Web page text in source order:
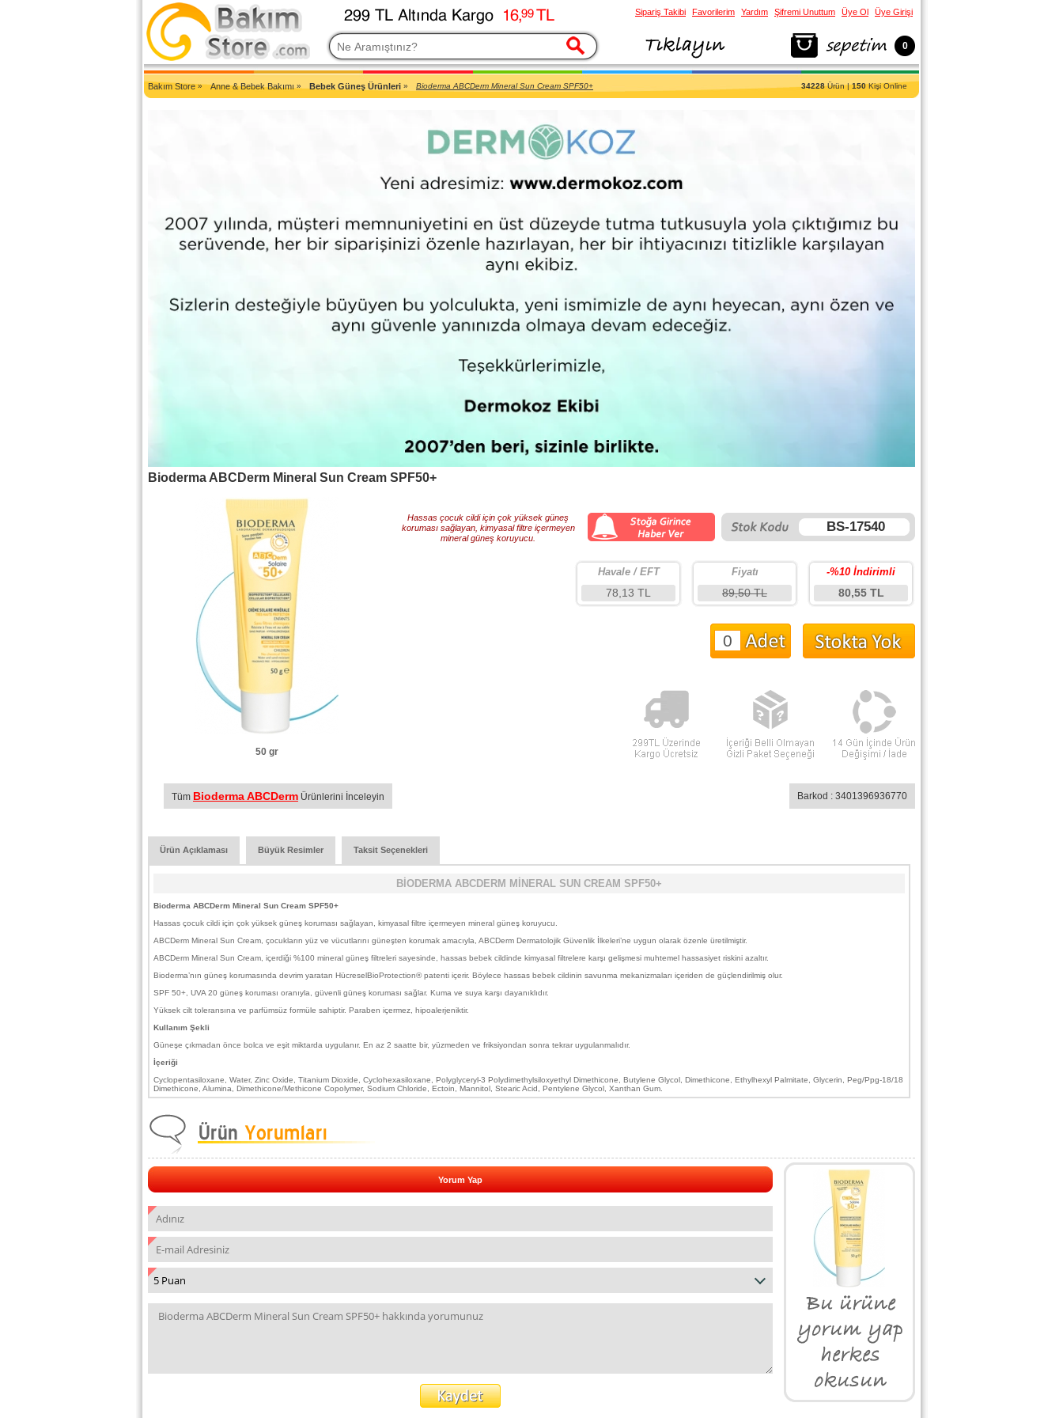
2007'den Beri Türkiye'nin En Güncel Bakım Ürünleri Eczane Sitesi
Bakım Store» Anne & Bebek Bakımı » Bebek Güneş Ürünleri » Bioderma ABCDerm Mineral Sun Cream SPF50+ 34228Ürün |150Kişi Online
Bioderma ABCDerm Mineral Sun Cream SPF50+
50 gr
Hassas çocuk cildi için çok yüksek güneş
koruması sağlayan, kimyasal filtre içermeyen
mineral güneş koruyucu.
BS-17540
-%10 İndirimli
80,55 TL
Fiyatı
89,50 TL
Havale / EFT
78,13 TL
Tüm Bioderma ABCDerm Ürünlerini İnceleyin Barkod : 3401396936770
Ürün Açıklaması Büyük Resimler Taksit Seçenekleri
BİODERMA ABCDERM MİNERAL SUN CREAM SPF50+
Bioderma ABCDerm Mineral Sun Cream SPF50+
Hassas çocuk cildi için çok yüksek güneş koruması sağlayan, kimyasal filtre içermeyen mineral güneş koruyucu.
ABCDerm Mineral Sun Cream, çocukların yüz ve vücutlarını güneşten korumak amacıyla, ABCDerm Dermatolojik Güvenlik İlkeleri’ne uygun olarak özenle üretilmiştir.
ABCDerm Mineral Sun Cream, içerdiği %100 mineral güneş filtreleri sayesinde, hassas bebek cildinde kimyasal filtrelere karşı gelişmesi muhtemel hassasiyet riskini azaltır.
Bioderma’nın güneş korumasında devrim yaratan HücreselBioProtection® patenti içerir. Böylece hassas bebek cildinin savunma mekanizmaları içeriden de güçlendirilmiş olur.
SPF 50+, UVA 20 güneş koruması oranıyla, güvenli güneş koruması sağlar. Kuma ve suya karşı dayanıklıdır.
Yüksek cilt toleransına ve parfümsüz formüle sahiptir. Paraben içermez, hipoalerjeniktir.
Kullanım Şekli
Güneşe çıkmadan önce bolca ve eşit miktarda uygulanır. En az 2 saatte bir, yüzmeden ve friksiyondan sonra tekrar uygulanmalıdır.
İçeriği
Cyclopentasiloxane, Water, Zinc Oxide, Titanium Dioxide, Cyclohexasiloxane, Polyglyceryl-3 Polydimethylsiloxyethyl Dimethicone, Butylene Glycol, Dimethicone, Ethylhexyl Palmitate, Glycerin, Peg/Ppg-18/18
Dimethicone, Alumina, Dimethicone/Methicone Copolymer, Sodium Chloride, Ectoin, Mannitol, Stearic Acid, Pentylene Glycol, Xanthan Gum.
Yorum Yap
Sipariş Takibi Favorilerim Yardım Şifremi Unuttum Üye Ol Üye Girişi
0